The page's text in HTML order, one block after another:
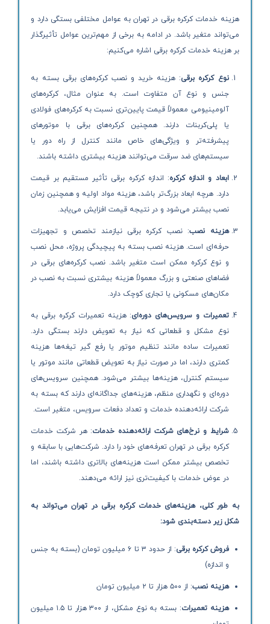
هزینه خدمات کرکره برقی در تهران به عوامل مختلفی بستگی دارد و
می‌تواند متغیر باشد. در ادامه به برخی از مهم‌ترین عوامل تأثیرگذار
بر هزینه خدمات کرکره برقی اشاره می‌کنیم:
نوع کرکره برقی: هزینه خرید و نصب کرکره‌های برقی بسته به
جنس و نوع آن متفاوت است. به عنوان مثال، کرکره‌های
آلومینیومی معمولاً قیمت پایین‌تری نسبت به کرکره‌های فولادی
یا پلی‌کربنات دارند. همچنین کرکره‌های برقی با موتورهای
پیشرفته‌تر و ویژگی‌های خاص مانند کنترل از راه دور یا
سیستم‌های ضد سرقت می‌توانند هزینه بیشتری داشته باشند.
ابعاد و اندازه کرکره: اندازه کرکره برقی تأثیر مستقیم بر قیمت
دارد. هرچه ابعاد بزرگ‌تر باشد، هزینه مواد اولیه و همچنین زمان
نصب بیشتر می‌شود و در نتیجه قیمت افزایش می‌یابد.
هزینه نصب: نصب کرکره برقی نیازمند تخصص و تجهیزات
حرفه‌ای است. هزینه نصب بسته به پیچیدگی پروژه، محل نصب
و نوع کرکره ممکن است متغیر باشد. نصب کرکره‌های برقی در
فضاهای صنعتی و بزرگ معمولاً هزینه بیشتری نسبت به نصب در
مکان‌های مسکونی یا تجاری کوچک دارد.
تعمیرات و سرویس‌های دوره‌ای: هزینه تعمیرات کرکره برقی به
نوع مشکل و قطعاتی که نیاز به تعویض دارند بستگی دارد.
تعمیرات ساده مانند تنظیم موتور یا رفع گیر تیغه‌ها هزینه
کمتری دارند، اما در صورت نیاز به تعویض قطعاتی مانند موتور یا
سیستم کنترل، هزینه‌ها بیشتر می‌شود. همچنین سرویس‌های
دوره‌ای و نگهداری منظم، هزینه‌های جداگانه‌ای دارند که بسته به
شرکت ارائه‌دهنده خدمات و تعداد دفعات سرویس، متغیر است.
شرایط و نرخ‌های شرکت ارائه‌دهنده خدمات: هر شرکت خدمات
کرکره برقی در تهران تعرفه‌های خود را دارد. شرکت‌هایی با سابقه و
تخصص بیشتر ممکن است هزینه‌های بالاتری داشته باشند، اما
در عوض خدمات با کیفیت‌تری نیز ارائه می‌دهند.
به طور کلی، هزینه‌های خدمات کرکره برقی در تهران می‌تواند به
شکل زیر دسته‌بندی شود:
فروش کرکره برقی
: از حدود ۳ تا ۶ میلیون تومان (بسته به جنس
و اندازه)
هزینه نصب: از ۵۰۰ هزار تا ۲ میلیون تومان
هزینه تعمیرات
: بسته به نوع مشکل، از ۳۰۰ هزار تا ۱.۵ میلیون